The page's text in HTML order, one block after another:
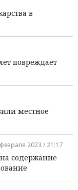
в
повреждает
местное
2023 / 21:17
содержание